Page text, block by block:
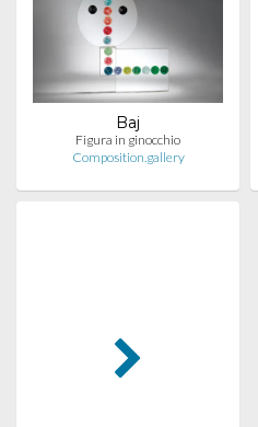
Baj
Figura in ginocchio
Composition.gallery